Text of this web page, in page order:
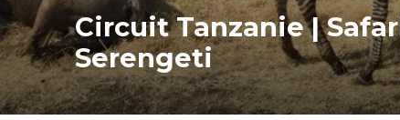
Circuit Tanzanie |
Serengeti